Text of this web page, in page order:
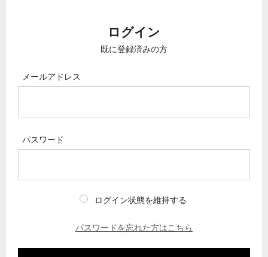
ログイン
既に登録済みの方
メールアドレス
パスワード
ログイン状態を維持する
パスワードを忘れた方はこちら